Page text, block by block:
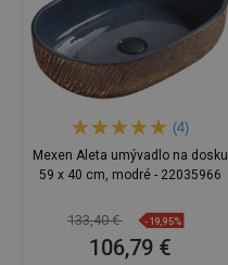
(4)
Mexen Aleta umývadlo na dosku
59 x 40 cm, modré - 22035966
133,40 € -19,95%
106,79 €